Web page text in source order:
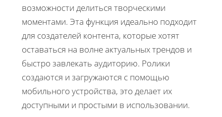
возможности делиться творческими
моментами. Эта функция идеально подходит
для создателей контента, которые хотят
оставаться на волне актуальных трендов и
быстро завлекать аудиторию. Ролики
создаются и загружаются с помощью
мобильного устройства, это делает их
доступными и простыми в использовании.